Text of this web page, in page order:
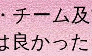
チーム
良かっ